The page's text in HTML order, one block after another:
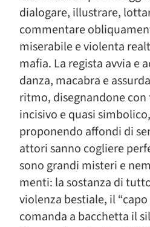
dialogare, illustrare,
commentare
miserabile e violenta
mafia. La regista avvia e
danza, macabra e
ritmo, disegnandone
incisivo e quasi
proponendo affondi di
attori sanno cogliere
sono grandi misteri e
menti: la sostanza di
violenza bestiale, il
comanda a bacchetta il